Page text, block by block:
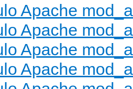
Apache
Apache
Apache
Apache